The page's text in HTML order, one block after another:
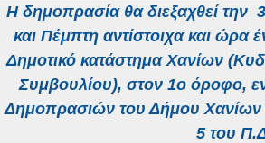
Η δημοπρασία θα διεξαχθεί την
και Πέμπτη αντίστοιχα και
Δημοτικό κατάστημα Χανίων
Συμβουλίου), στον 1ο όροφο,
Δημοπρασιών του Δήμου
5 του